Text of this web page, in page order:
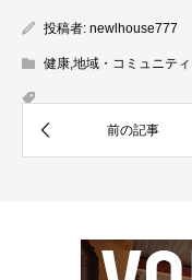
投稿者: newlhouse777
健康 地域・コミュニテ